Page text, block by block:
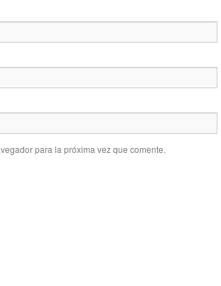
para la próxima vez que comente.